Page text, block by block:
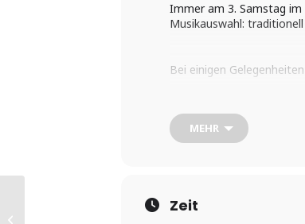
Immer am 3. Samstag im
Musikauswahl:
Bei einigen
Eingeladene Tango-
MEHR
Zeit